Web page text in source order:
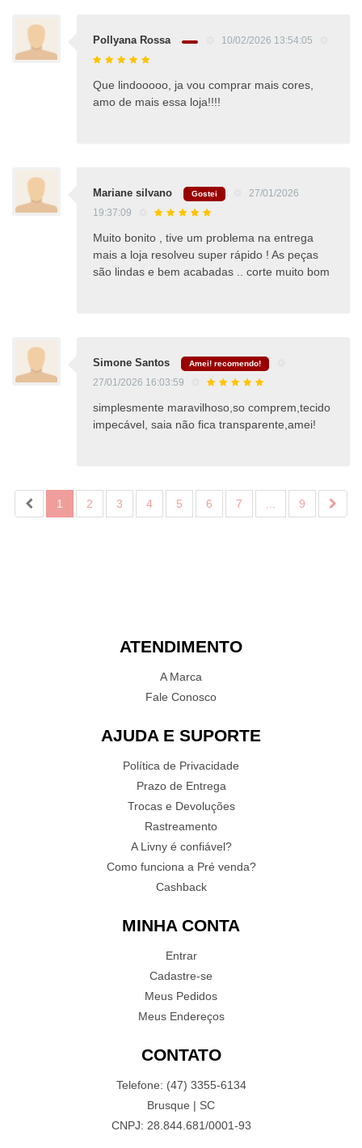
Pollyana Rossa 10/02/2026 13:54:05
Que lindooooo, ja vou comprar mais cores,
amo de mais essa loja!!!!
Mariane silvano Gostei
27/01/2026
19:37:09
Muito bonito , tive um problema na entrega
mais a loja resolveu super rápido ! As peças
são lindas e bem acabadas .. corte muito bom
Simone Santos Amei! recomendo!
27/01/2026 16:03:59
simplesmente maravilhoso,so comprem,tecido
impecável, saia não fica transparente,amei!
1 2 3 4 5 6 7 9
ATENDIMENTO
A Marca
Fale Conosco
AJUDA E SUPORTE
Política de Privacidade
Prazo de Entrega
Trocas e Devoluções
Rastreamento
A Livny é confiável?
Como funciona a Pré venda?
Cashback
MINHA CONTA
Entrar
Cadastre-se
Meus Pedidos
Meus Endereços
CONTATO
Telefone: (47) 3355-6134
Brusque | SC
CNPJ: 28.844.681/0001-93